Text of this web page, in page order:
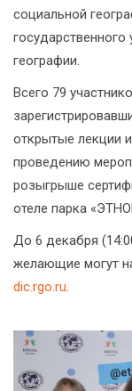
социальной
государственного
географии.
Всего 79
открытые лекции
проведению
розыгрыше
отеле парка
До 6 декабря
желающие могут
dic.rgo.ru.